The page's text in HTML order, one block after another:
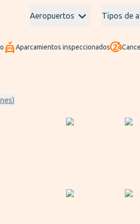
Aeropuertos Tipos de
Aparcamientos inspeccionados
)